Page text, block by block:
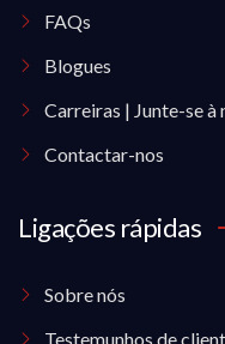
FAQs
Blogues
Carreiras | Junte-se à
Contactar-nos
Ligações rápidas
Sobre nós
Testemunhos de